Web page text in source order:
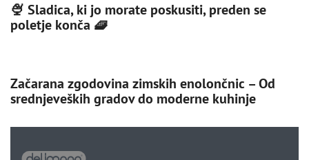
🍨 Sladica, ki jo morate poskusiti, preden se
poletje konča 🧇
Začarana zgodovina zimskih enolončnic – Od
srednjeveških gradov do moderne kuhinje